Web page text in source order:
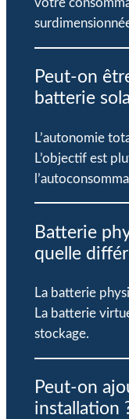
votre
Peut-on
batterie
L’autonomie
L’objectif est
Batterie
quelle
La batterie
La batterie
stockage.
Peut-on
installation